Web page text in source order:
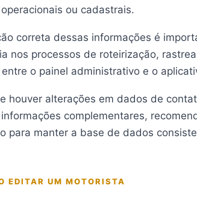
ou cadastrais.
correta dessas informações é
nos processos de roteirização,
o painel administrativo e o
houver alterações em dados de
complementares,
para manter a base de dados
EDITAR UM MOTORISTA